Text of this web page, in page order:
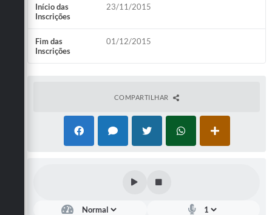
Poupatempo
Fala.BR
Contratos
Início das
Inscrições
23/11/2015
Fim das
Inscrições
01/12/2015
COMPARTILHAR